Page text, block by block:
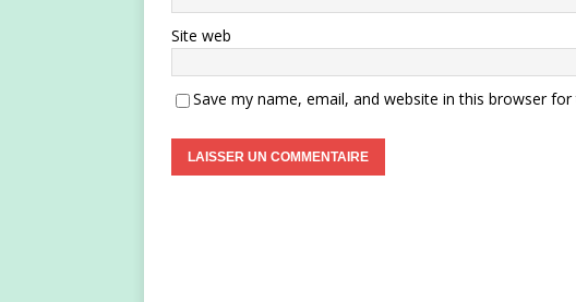
Site web
Save my name, email, and website in this browser